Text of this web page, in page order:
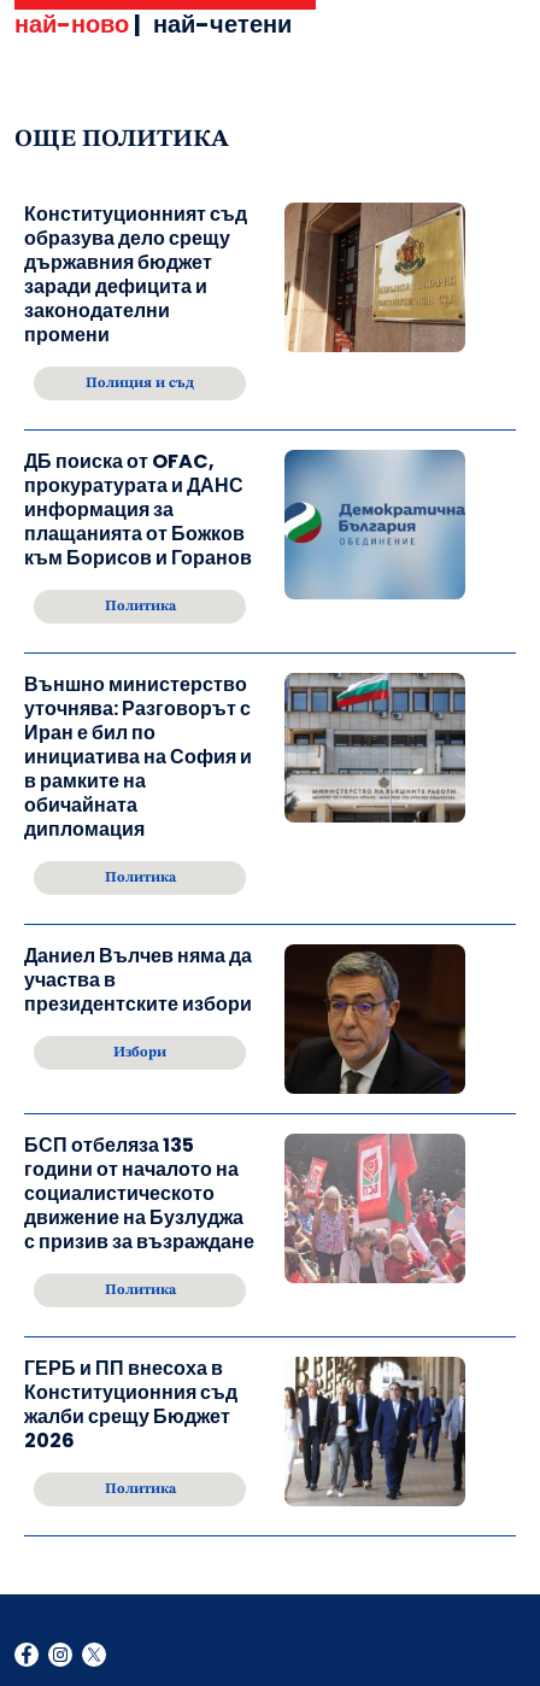
най-ново| най-четени
ОЩЕ ПОЛИТИКА
Конституционният съд
образува дело срещу
държавния бюджет
заради дефицита и
законодателни
промени
Полиция и съд
ДБ поиска от OFAC,
прокуратурата и ДАНС
информация за
плащанията от Божков
към Борисов и Горанов
Политика
Външно министерство
уточнява: Разговорът с
Иран е бил по
инициатива на София и
в рамките на
обичайната
дипломация
Политика
Даниел Вълчев няма да
участва в
президентските избори
Избори
БСП отбеляза 135
години от началото на
социалистическото
движение на Бузлуджа
с призив за възраждане
Политика
ГЕРБ и ПП внесоха в
Конституционния съд
жалби срещу Бюджет
2026
Политика